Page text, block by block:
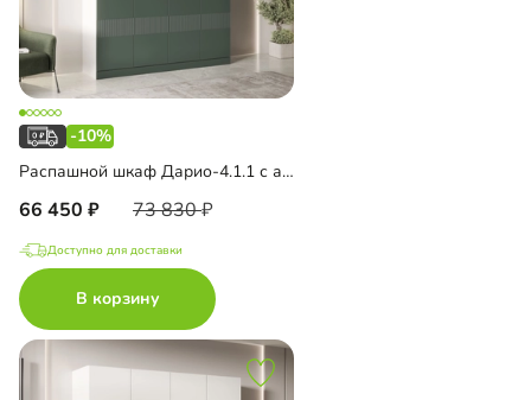
-10%
Распашной шкаф Дарио-4.1.1 с антресолью
66 450 73 830
Доступно для доставки
В корзину